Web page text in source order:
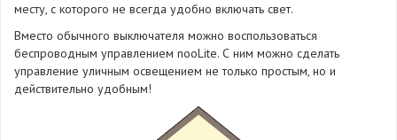
месту, с которого не всегда удобно включать свет.
Вместо обычного выключателя можно воспользоваться
беспроводным управлением nooLite. С ним можно сделать
управление уличным освещением не только простым, но и
действительно удобным!